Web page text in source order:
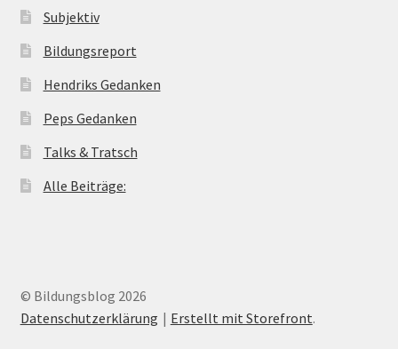
Subjektiv
Bildungsreport
Hendriks Gedanken
Peps Gedanken
Talks & Tratsch
Alle Beiträge:
© Bildungsblog 2026
Datenschutzerklärung
Erstellt mit Storefront.